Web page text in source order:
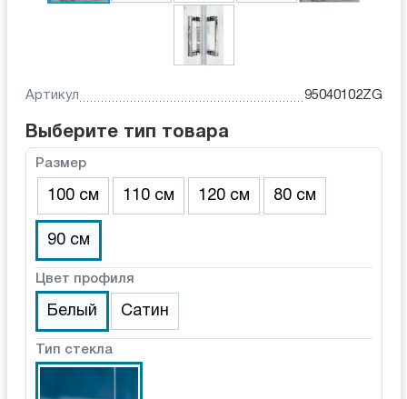
Артикул 95040102ZG
Выберите тип товара
Размер
100 см 110 см 120 см 80 см
90 см
Цвет профиля
Белый Сатин
Тип стекла